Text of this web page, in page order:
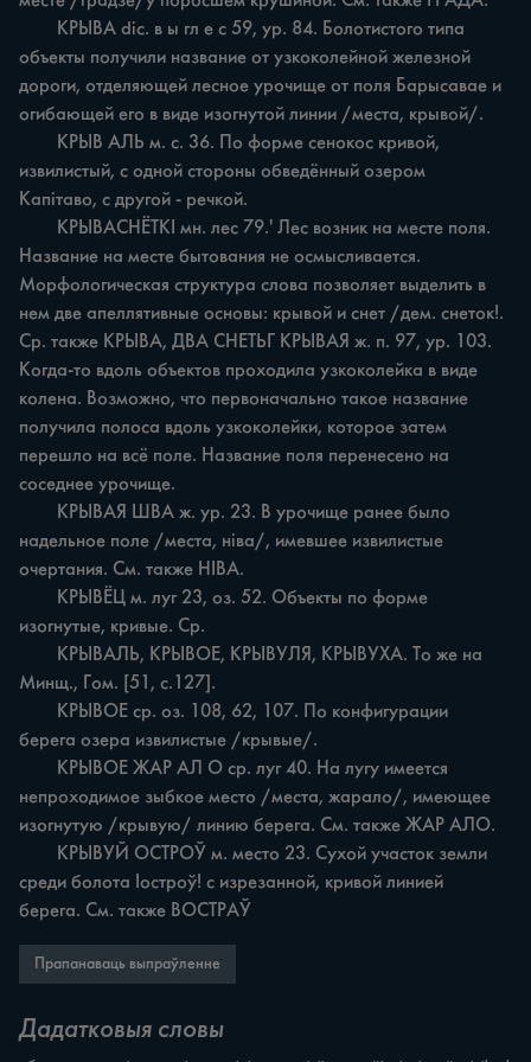
объекты получили название от узкоколейной железной
дороги, отделяющей лесное урочище от поля Барысавае и
огибающей его в виде изогнутой линии /места, крывой/.
извилистый, с одной стороны обведённый озером
Капітаво, с другой - речкой.
Название на месте бытования не осмысливается.
Морфологическая структура слова позволяет выделить в
нем две апеллятивные основы: крывой и снет /дем. снеток!.
Ср. также КРЫВА, ДВА СНЕТЬГ КРЫВАЯ ж. п. 97, ур. 103.
Когда-то вдоль объектов проходила узкоколейка в виде
колена. Возможно, что первоначально такое название
получила полоса вдоль узкоколейки, которое затем
перешло на всё поле. Название поля перенесено на
соседнее урочище.
надельное поле /места, ніва/, имевшее извилистые
очертания. См. также НІВА.
изогнутые, кривые. Ср.
Минщ., Гом. [51, с.127].
берега озера извилистые /крывые/.
непроходимое зыбкое место /места, жарало/, имеющее
изогнутую /крывую/ линию берега. См. также ЖАР АЛО.
среди болота Іостроў! с изрезанной, кривой линией
берега. См. также ВОСТРАЎ
Прапанаваць выпраўленне
Дадатковыя словы